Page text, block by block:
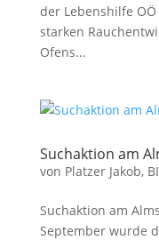
der Lebenshilfe
starken
Ofens...
Suchaktion am
von Platzer Jakob,
Suchaktion am
September wurde